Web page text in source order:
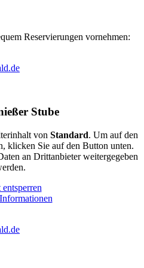
Reservierungen vornehmen:
Stube
von Standard. Um auf den
klicken Sie auf den Button unten.
an Drittanbieter weitergegeben